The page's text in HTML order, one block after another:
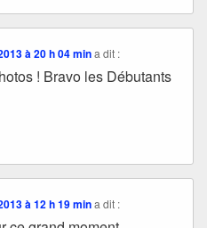
à 20 h 04 min a dit :
! Bravo les Débutants
à 12 h 19 min a dit :